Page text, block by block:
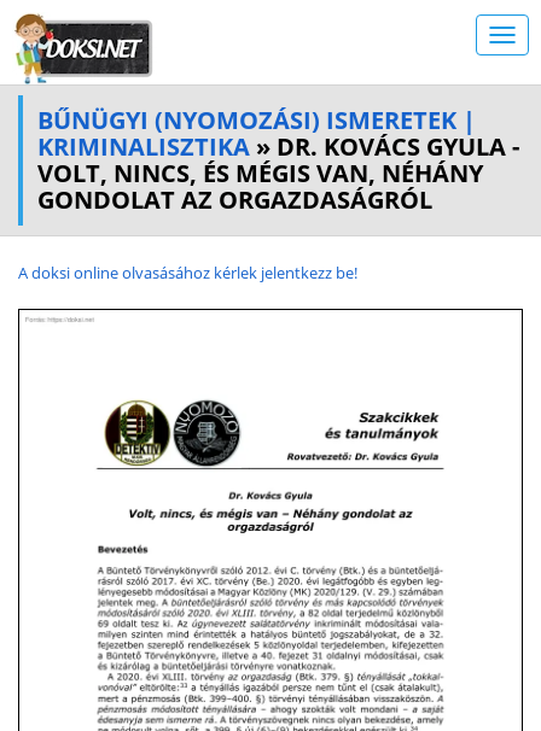
BŰNÜGYI (NYOMOZÁSI) ISMERETEK |
KRIMINALISZTIKA » DR. KOVÁCS GYULA -
VOLT, NINCS, ÉS MÉGIS VAN, NÉHÁNY
GONDOLAT AZ ORGAZDASÁGRÓL
A doksi online olvasásához kérlek jelentkezz be!